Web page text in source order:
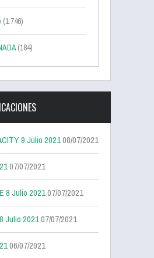
(1.746)
(184)
9 Julio 202108/07/2021
07/07/2021
8 Julio 202107/07/2021
Julio 202107/07/2021
06/07/2021